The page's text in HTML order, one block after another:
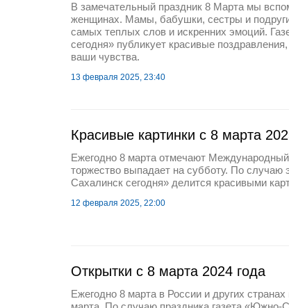
В замечательный праздник 8 Марта мы
женщинах. Мамы, бабушки, сестры и
самых теплых слов и искренних эмоций.
сегодня» публикует красивые
ваши чувства.
13 февраля 2025, 23:40
Красивые картинки с 8 марта
Ежегодно 8 марта отмечают
торжество выпадает на субботу. По случаю
Сахалинск сегодня» делится красивыми
12 февраля 2025, 22:00
Открытки с 8 марта 2024 года
Ежегодно 8 марта в России и других